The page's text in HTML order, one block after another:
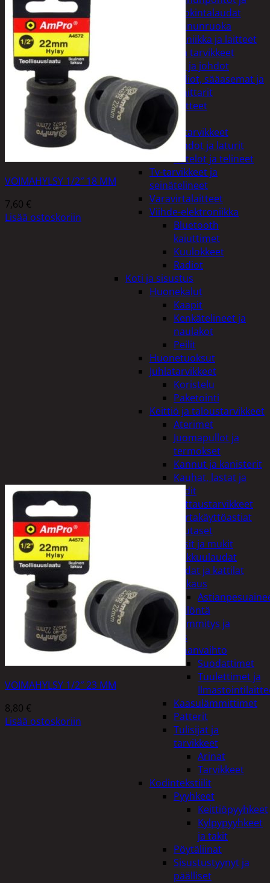
ruokintalaudat
Linnunruoka
Kodin elektroniikka ja laitteet
Imurit ja tarvikkeet
Kaapelit ja johdot
Kelloradiot, sääasemat ja
lämpömittarit
Oheislaitteet
Paristot
Puhelintarvikkeet
Johdot ja laturit
Kotelot ja telineet
Tv-tarvikkeet ja
seinätelineet
Varavirtalaitteet
Viihde-elektroniikka
Bluetooth
kaiuttimet
Kuulokkeet
Radiot
Koti ja sisustus
Huonekalut
Kaapit
Kenkätelineet ja
naulakot
Peilit
Huonetuoksut
Juhlatarvikkeet
Koristelu
Paketointi
Keittiö ja taloustarvikkeet
Aterimet
Juomapullot ja
termokset
Kannut ja kanisterit
Kauhat, lastat ja
sudit
Kattaustarvikkeet
Kertakäyttöastiat
Lautaset
Lasit ja mukit
Leikkuulaudat
Padat ja kattilat
Tiskaus
Säilöntä
Kodin lämmitys ja
tuuletus
Ilmanvaihto
Suodattimet
Tuulettimet ja
Kaasulämmittimet
Patterit
Tulisijat ja
tarvikkeet
Arinat
Tarvikkeet
Kodintekstiilit
Pyyhkeet
Keittiöpyyhkeet
Kylpypyyhkeet
ja takit
Pöytäliinat
Sisustustyynyt ja
päälliset
VOIMAHYLSY 1/2″ 18 MM
7,60 €
Lisää ostoskoriin
VOIMAHYLSY 1/2″ 23 MM
8,80 €
Lisää ostoskoriin